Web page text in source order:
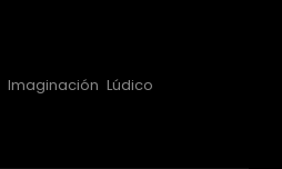
Imaginación Lúdico